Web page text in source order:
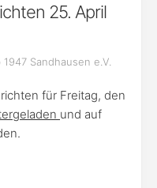
25. April
Sandhausen e.V.
für Freitag, den
und auf